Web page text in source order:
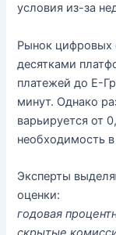
условия из-за
Рынок цифровых
десятками
платежей до Е-
минут. Однако
варьируется от
необходимость
Эксперты
оценки:
годовая